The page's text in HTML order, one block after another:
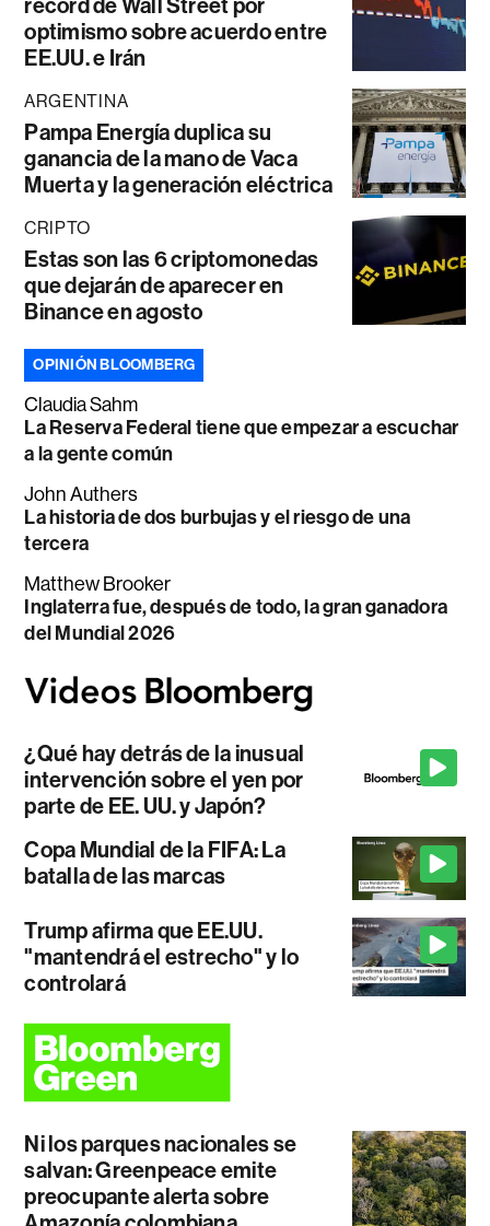
récord de Wall Street por
optimismo sobre acuerdo entre
EE.UU. e Irán
ARGENTINA
Pampa Energía duplica su
ganancia de la mano de Vaca
Muerta y la generación eléctrica
CRIPTO
Estas son las 6 criptomonedas
que dejarán de aparecer en
Binance en agosto
OPINIÓN BLOOMBERG
Claudia Sahm
La Reserva Federal tiene que empezar a escuchar
a la gente común
John Authers
La historia de dos burbujas y el riesgo de una
tercera
Matthew Brooker
Inglaterra fue, después de todo, la gran ganadora
del Mundial 2026
¿Qué hay detrás de la inusual
intervención sobre el yen por
parte de EE. UU. y Japón?
Copa Mundial de la FIFA: La
batalla de las marcas
Trump afirma que EE.UU.
"mantendrá el estrecho" y lo
controlará
Ni los parques nacionales se
salvan: Greenpeace emite
preocupante alerta sobre